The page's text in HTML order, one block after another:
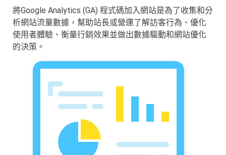
將Google Analytics (GA) 程式碼加入網站是為了收集和分
析網站流量數據，幫助站長或營運了解訪客行為、優化
使用者體驗、衡量行銷效果並做出數據驅動和網站優化
的決策。